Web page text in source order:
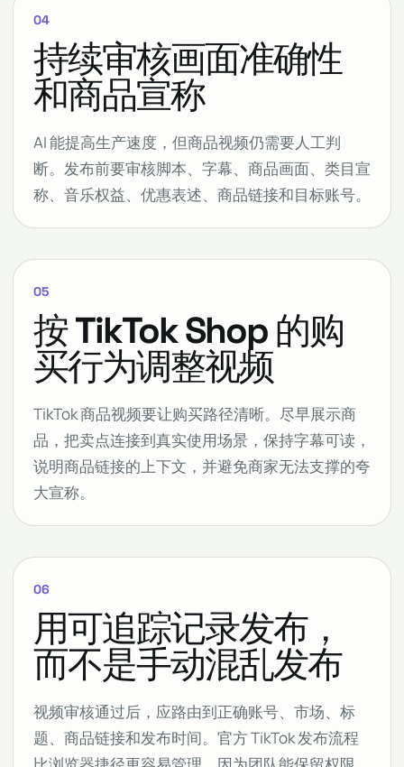
04
持续审核画面准确性
和商品宣称
AI 能提高生产速度，但商品视频仍需要人工判
断。发布前要审核脚本、字幕、商品画面、类目宣
称、音乐权益、优惠表述、商品链接和目标账号。
05
按 TikTok Shop 的购
买行为调整视频
TikTok 商品视频要让购买路径清晰。尽早展示商
品，把卖点连接到真实使用场景，保持字幕可读，
说明商品链接的上下文，并避免商家无法支撑的夸
大宣称。
06
用可追踪记录发布，
而不是手动混乱发布
视频审核通过后，应路由到正确账号、市场、标
题、商品链接和发布时间。官方 TikTok 发布流程